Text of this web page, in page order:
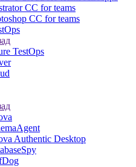
CC for teams
CC for teams
TestOps
Authentic Desktop